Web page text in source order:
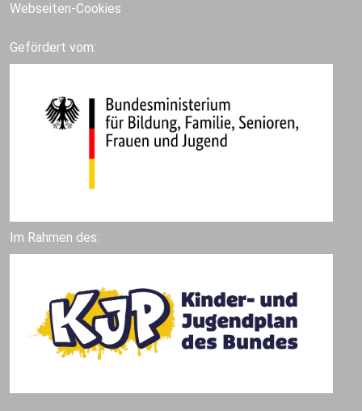
Webseiten-Cookies
Gefördert vom:
Im Rahmen des: